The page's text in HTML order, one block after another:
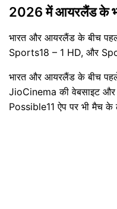
2026 में आयरलैंड के
भारत और आयरलैंड के बीच
Sports18 – 1 HD, और
भारत और आयरलैंड के बीच
JioCinema की वेबसाइट और
Possible11 ऐप पर भी मैच